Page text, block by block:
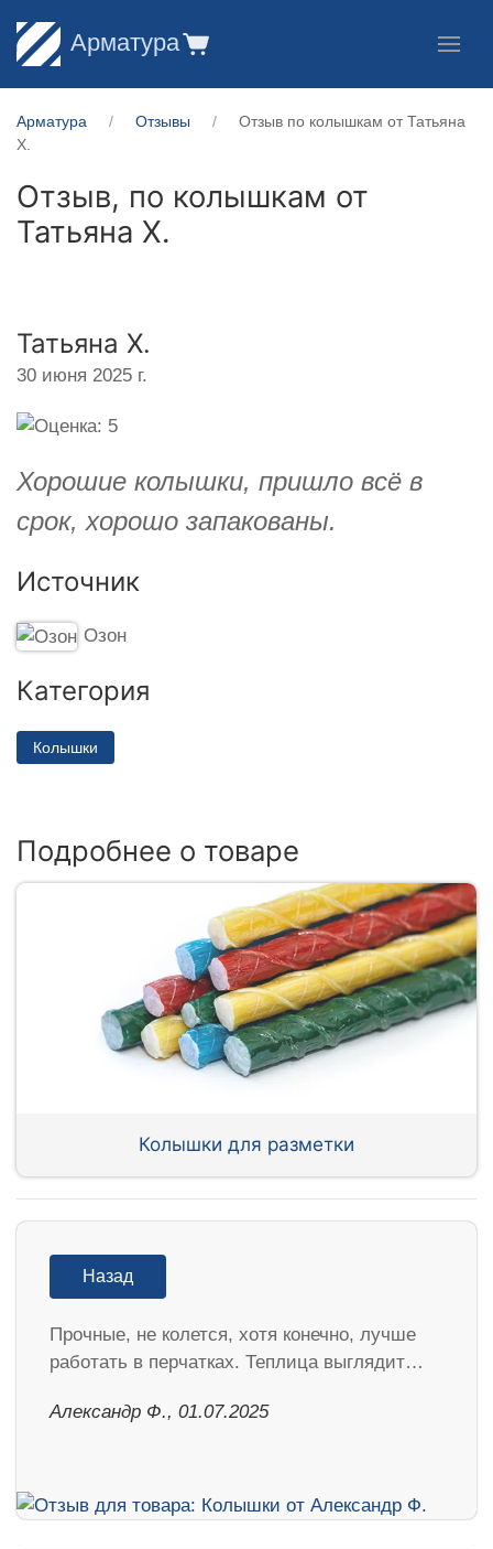
Арматура
Арматура Отзывы
Отзыв по колышкам от Татьяна
Х.
Отзыв, по колышкам от
Татьяна Х.
Татьяна Х.
30 июня 2025 г.
Хорошие колышки, пришло всё в
срок, хорошо запакованы.
Источник
Озон
Категория
Колышки
Подробнее о товаре
Колышки для разметки
Назад
Прочные, не колется, хотя конечно, лучше
работать в перчатках. Теплица выглядит…
Александр Ф., 01.07.2025